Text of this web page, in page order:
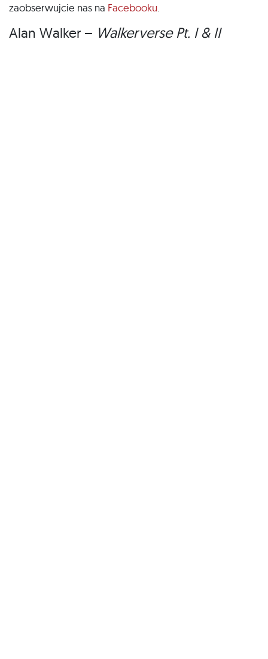
zaobserwujcie nas na Facebooku
Alan Walker – Walkerverse Pt. I & II